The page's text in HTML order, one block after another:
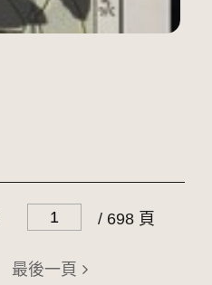
/ 698 頁
最後一頁